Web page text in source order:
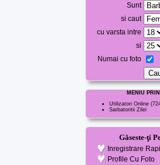
Sunt
si caut
cu varsta intre
si
Numai cu foto
MENIU
Utilizatori Online
Sarbatoritii Zilei
Găseste-ţi
Inregistrare
Profile Cu Foto